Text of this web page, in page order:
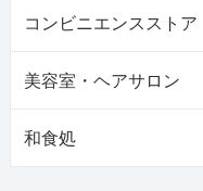
コンビニエンスストア
美容室・ヘアサロン
和食処